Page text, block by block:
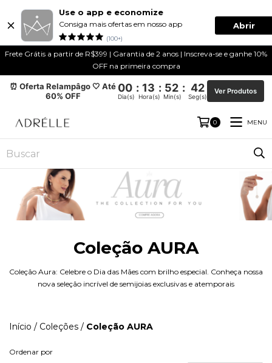
Use o app e economize
Consiga mais ofertas em nosso app
(100+)
Abrir
Frete Grátis a partir de R$399 | Garantia de 2 anos | Inscreva-se e ganhe 10%
OFF na primeira compra
⏰ Oferta Relampâgo 🤍 Até
60% OFF
00 : 13 : 52 : 40
Dia(s) Hora(s) Min(s) Seg(s)
Ver Produtos
0 MENU
Coleção AURA
Coleção Aura: Celebre o Dia das Mães com brilho especial. Conheça nossa
nova seleção incrível de semijoias exclusivas e atemporais
Início / Coleções / Coleção AURA
Ordenar por